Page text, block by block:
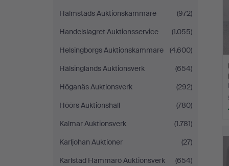
Halmstads Auktionskammare
(972)
Handelslagret Auktionsservice
(1.055)
Helsingborgs Auktionskammare
(4.600)
Hälsinglands Auktionsverk
(654)
Höganäs Auktionsverk
(292)
Höörs Auktionshall
(780)
Kalmar Auktionsverk
(1.781)
Karljohan Auktioner
(27)
Karlstad Hammarö Auktionsverk
(654)